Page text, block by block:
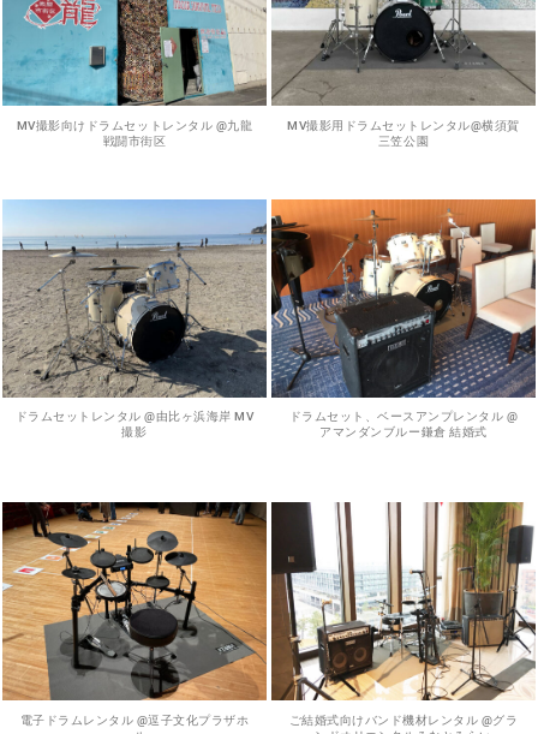
MV撮影向けドラムセットレンタル @九龍
戦闘市街区
MV撮影用ドラムセットレンタル@横須賀
三笠公園
ドラムセットレンタル @由比ヶ浜海岸 MV
撮影
ドラムセット、ベースアンプレンタル @
アマンダンブルー鎌倉 結婚式
電子ドラムレンタル @逗子文化プラザホ
ご結婚式向けバンド機材レンタル @グラ